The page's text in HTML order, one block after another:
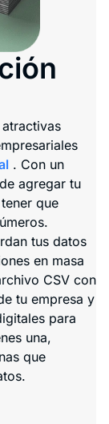
. Con un
agregar tu
que
tus datos
en masa
CSV con
tu empresa y
para
una,
que